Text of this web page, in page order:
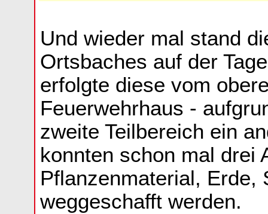
Und wieder mal stand
Ortsbaches auf der
erfolgte diese vom
Feuerwehrhaus -
zweite Teilbereich ein
konnten schon mal drei
Pflanzenmaterial, Erde,
weggeschafft werden.